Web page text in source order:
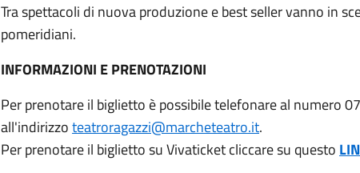
Tra spettacoli di nuova produzione e best seller vanno in
pomeridiani.
INFORMAZIONI E PRENOTAZIONI
Per prenotare il biglietto è possibile telefonare al numero
all'indirizzoteatroragazzi@marcheteatro.it.
Per prenotare il biglietto su Vivaticket cliccare su questo